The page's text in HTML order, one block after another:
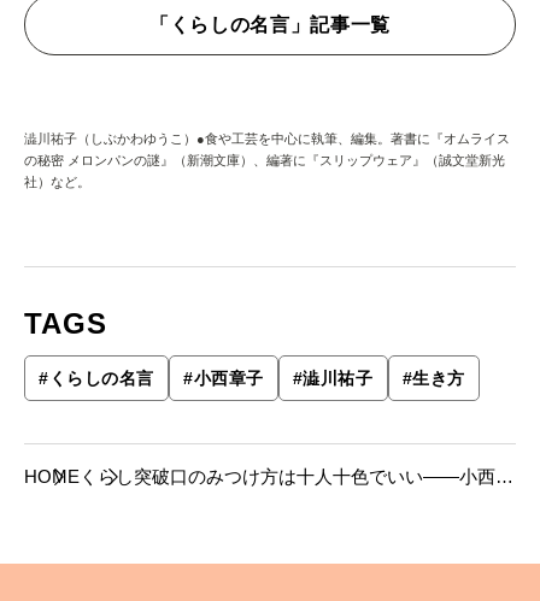
「くらしの名言」記事一覧
澁川祐子（しぶかわゆうこ）●食や工芸を中心に執筆、編集。著書に『オムライス
の秘密 メロンパンの謎』（新潮文庫）、編著に『スリップウェア』（誠文堂新光
社）など。
TAGS
# くらしの名言 #小西章子 #澁川祐子 #生き方
HOME くらし突破口のみつけ方は十人十色でいい――小西章